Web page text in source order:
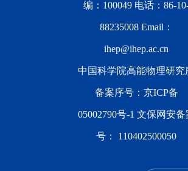
编：100049 电话：86-
88235008 Email：
ihep@ihep.ac.cn
中国科学院高能物理研究
备案序号： 京ICP备
05002790号-1 文保网安备
号： 110402500050